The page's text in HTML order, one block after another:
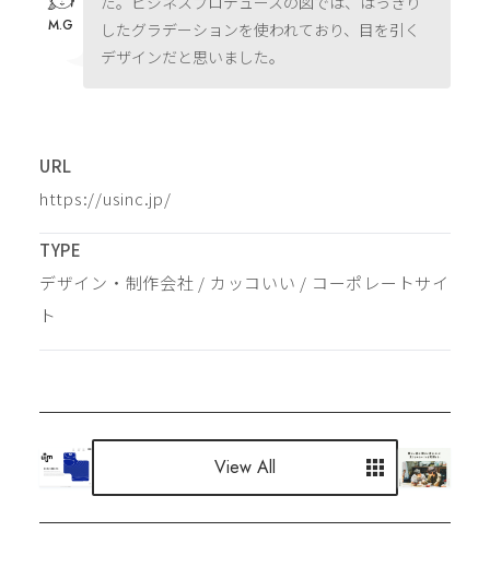
したグラデーションを使われており、目を引く
デザインだと思いました。
M.G
URL
https://usinc.jp/
TYPE
デザイン・制作会社 / カッコいい / コーポレートサイ
ト
View All
View All